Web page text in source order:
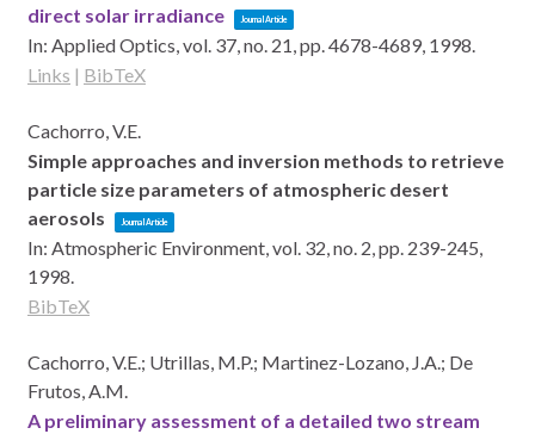
direct solar irradiance
Journal Article
In: Applied Optics,vol. 37,no. 21,pp. 4678-4689, 1998.
Links | BibTeX
Cachorro, V.E.
Simple approaches and inversion methods to retrieve
particle size parameters of atmospheric desert
aerosols
Journal Article
In: Atmospheric Environment,vol. 32,no. 2,pp. 239-245,
1998.
BibTeX
Cachorro, V.E.; Utrillas, M.P.; Martinez-Lozano, J.A.; De
Frutos, A.M.
A preliminary assessment of a detailed two stream